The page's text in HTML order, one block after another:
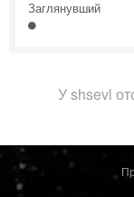
Заглянувший
У shsevl